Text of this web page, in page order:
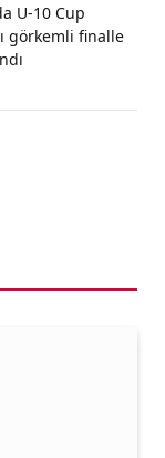
U-10 Cup
görkemli finalle